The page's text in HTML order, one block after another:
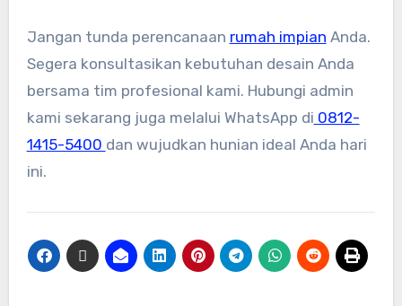
Jangan tunda perencanaan rumah impian Anda.
Segera konsultasikan kebutuhan desain Anda
bersama tim profesional kami. Hubungi admin
kami sekarang juga melalui WhatsApp di 0812-
1415-5400 dan wujudkan hunian ideal Anda hari
ini.